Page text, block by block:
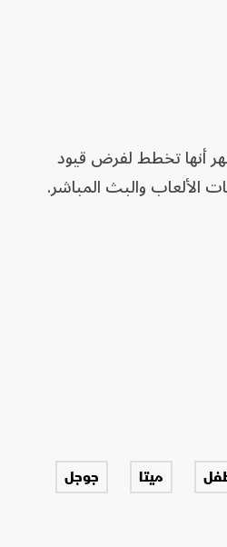
أنها تخطط لفرض قيود
والبث المباشر.
ميتا
جوجل